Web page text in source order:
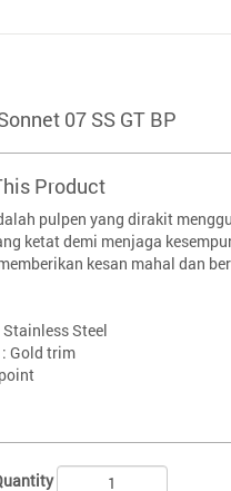
07 SS GT BP
Product
pulpen yang dirakit
ketat demi menjaga
kesan mahal dan
Steel
Gold trim